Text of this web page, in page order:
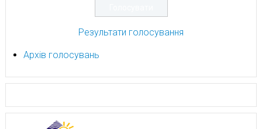
Результати голосування
Архів голосувань